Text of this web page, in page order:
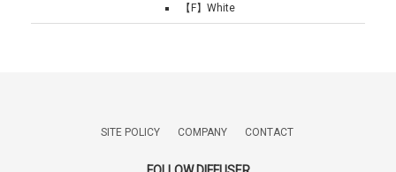
【F】White
SITE POLICY COMPANY CONTACT